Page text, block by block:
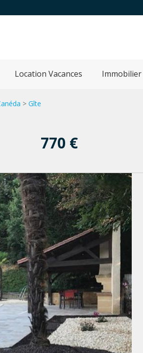
Location Vacances Immobilier
> Gîte
770 €